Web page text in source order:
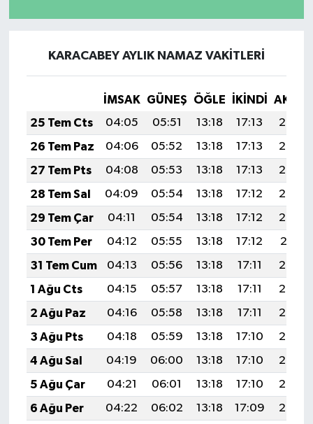
KARACABEY AYLIK NAMAZ VAKITLERI
İMSAK GÜNEŞ ÖĞLE İKINDI
25 Tem Cts
04:05 05:51 13:18 17:13
20:35
26 Tem Paz
04:06 05:52 13:18 17:13
20:35
27 Tem Pts
04:08 05:53 13:18 17:13
20:34
28 Tem Sal
04:09 05:54 13:18 17:12
20:33
29 Tem Çar
04:11 05:54 13:18 17:12
20:32
30 Tem Per
04:12 05:55 13:18 17:12
20:31
31 Tem Cum
04:13 05:56 13:18 17:11
20:30
1 Ağu Cts
04:15 05:57 13:18 17:11
20:29
2 Ağu Paz
04:16 05:58 13:18 17:11
20:28
3 Ağu Pts
04:18 05:59 13:18 17:10
20:27
4 Ağu Sal
04:19 06:00 13:18 17:10
20:26
5 Ağu Çar
04:21 06:01 13:18 17:10
20:24
6 Ağu Per
04:22 06:02 13:18 17:09
20:23